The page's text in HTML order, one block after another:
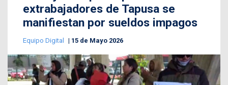
extrabajadores de Tapusa se
manifiestan por sueldos impagos
Equipo Digital 15 de Mayo 2026